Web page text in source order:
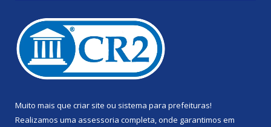
Muito mais que criar site ou sistema para prefeituras!
Realizamos uma assessoria completa, onde garantimos em